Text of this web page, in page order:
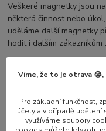
Veškeré magnetky jsou
některá činnost nebo
uděláme další magnetky
hodit i dalším zákazníkům
Parametry
Víme, že to je otrava
Pro základní funkčnost,
účely a v případě udělení
využíváme soubory